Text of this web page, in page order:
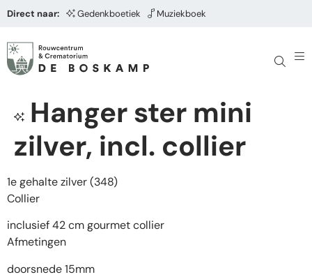
Direct naar: Gedenkboetiek Muziekboek
Hanger ster mini
zilver, incl. collier
1e gehalte zilver (348)
Collier
inclusief 42 cm gourmet collier
Afmetingen
doorsnede 15mm